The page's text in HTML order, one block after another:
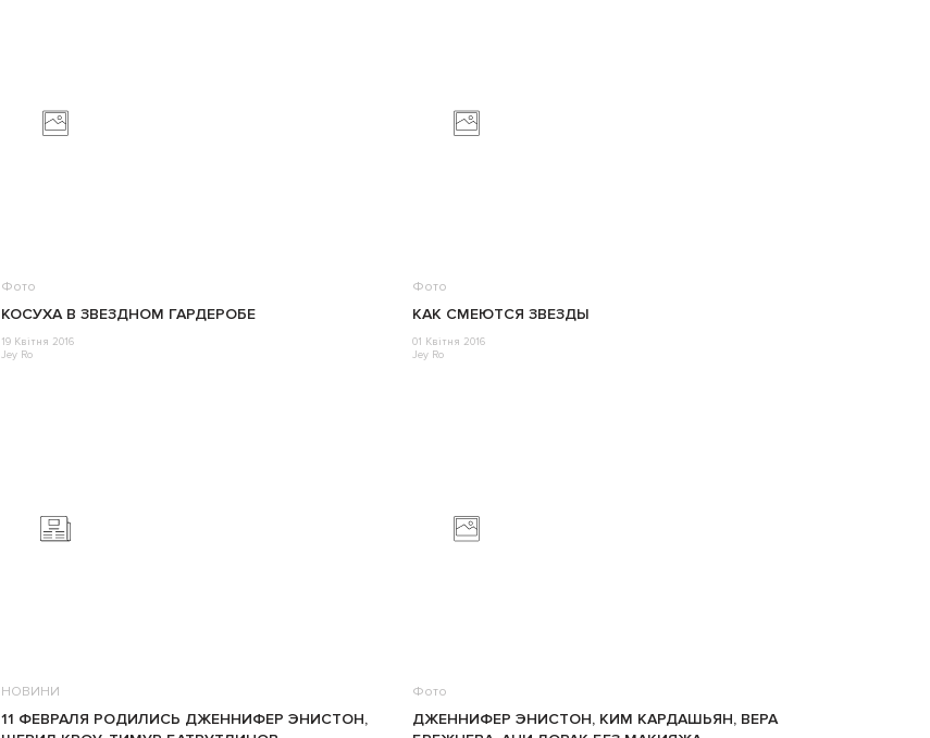
Фото
КОСУХА В ЗВЕЗДНОМ ГАРДЕРОБЕ
19 Квітня 2016
Jey Ro
Фото
КАК СМЕЮТСЯ ЗВЕЗДЫ
01 Квітня 2016
Jey Ro
НОВИНИ
11 ФЕВРАЛЯ РОДИЛИСЬ ДЖЕННИФЕР ЭНИСТОН,
Фото
ДЖЕННИФЕР ЭНИСТОН, КИМ КАРДАШЬЯН, ВЕРА